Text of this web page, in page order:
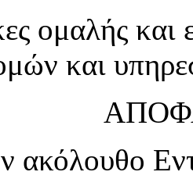
ομαλής και
και
ακόλουθο